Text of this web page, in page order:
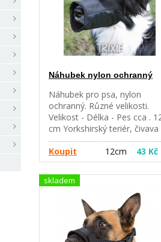
cm - 14 cm - doga, německý
ovčák
Náhubek nylon ochranný
Náhubek pro psa, nylon
ochranný. Různé velikosti.
Velikost - Délka - Pes cca .
cm Yorkshirský teriér, čivava
16 cm Westík, Jack Russel
. 20 cm Střední pudl . 24 cm
border kolie . 30 cm
. 32 cm rottweiler, hovawart
Koupit 12cm 43 Kč
skladem